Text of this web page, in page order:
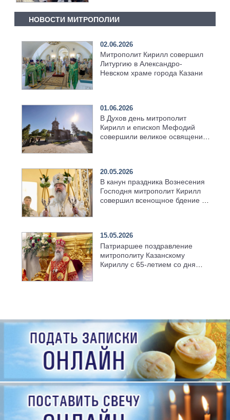
НОВОСТИ МИТРОПОЛИИ
02.06.2026
Митрополит Кирилл совершил
Литургию в Александро-
Невском храме города Казани
01.06.2026
В Духов день митрополит
Кирилл и епископ Мефодий
совершили великое освящение
20.05.2026
В канун праздника Вознесения
Господня митрополит Кирилл
совершил всенощное бдение в
15.05.2026
Патриаршее поздравление
митрополиту Казанскому
Кириллу с 65-летием со дня